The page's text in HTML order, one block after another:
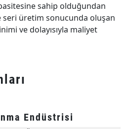
sahip olduğundan
üretim sonucunda oluşan
ve dolayısıyla maliyet
Endüstrisi